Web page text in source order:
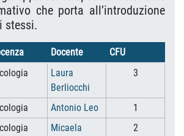
che porta all’introduzione
stessi.
Docente
CFU
Laura
Berliocchi
3
Antonio Leo
1
Micaela
2